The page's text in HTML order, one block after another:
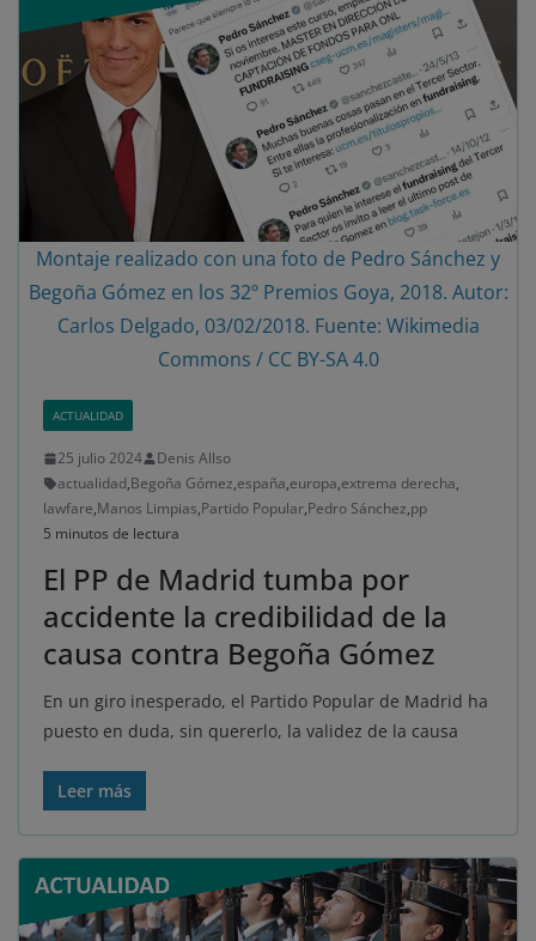
Montaje realizado con una foto de Pedro Sánchez y
Begoña Gómez en los 32º Premios Goya, 2018. Autor:
Carlos Delgado, 03/02/2018. Fuente: Wikimedia
Commons / CC BY-SA 4.0
ACTUALIDAD
25 julio 2024
Denis Allso
actualidad,Begoña Gómez,españa,europa,extrema derecha,
lawfare,Manos Limpias,Partido Popular,Pedro Sánchez,pp
5 minutos de lectura
El PP de Madrid tumba por
accidente la credibilidad de la
causa contra Begoña Gómez
En un giro inesperado, el Partido Popular de Madrid ha
puesto en duda, sin quererlo, la validez de la causa
Leer más